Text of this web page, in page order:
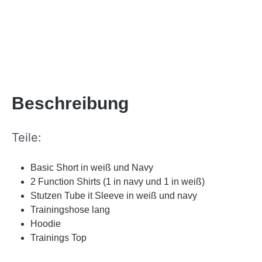
Beschreibung
Teile:
Basic Short in weiß und Navy
2 Function Shirts (1 in navy und 1 in weiß)
Stutzen Tube it Sleeve in weiß und navy
Trainingshose lang
Hoodie
Trainings Top